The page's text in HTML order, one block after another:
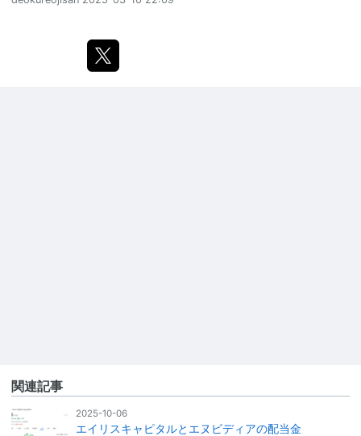
関連記事
2025-10-06
エイリスキャピタルとエヌビディアの配当金